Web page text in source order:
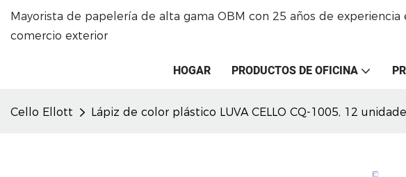
Mayorista de papelería de alta gama OBM con 25 años de experiencia
comercio exterior
HOGAR PRODUCTOS DE OFICINA
Cello Ellott Lápiz de color plástico LUVA CELLO CQ-1005, 12